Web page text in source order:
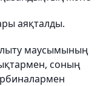
аяқталды.
маусымының
соның